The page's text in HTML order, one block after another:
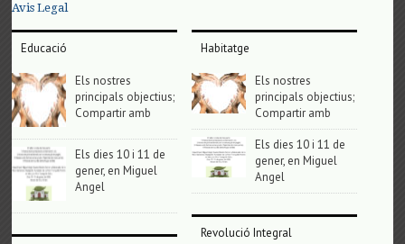
Avis Legal
Educació
Els nostres
principals objectius;
Compartir amb
Els dies 10 i 11 de
gener, en Miguel
Angel
Habitatge
Els nostres
principals objectius;
Compartir amb
Els dies 10 i 11 de
gener, en Miguel
Angel
Revolució Integral